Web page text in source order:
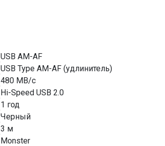
USB AM-AF
USB Type AM-AF (удлинитель)
480 MB/с
Hi-Speed USB 2.0
1 год
Черный
3 м
Monster